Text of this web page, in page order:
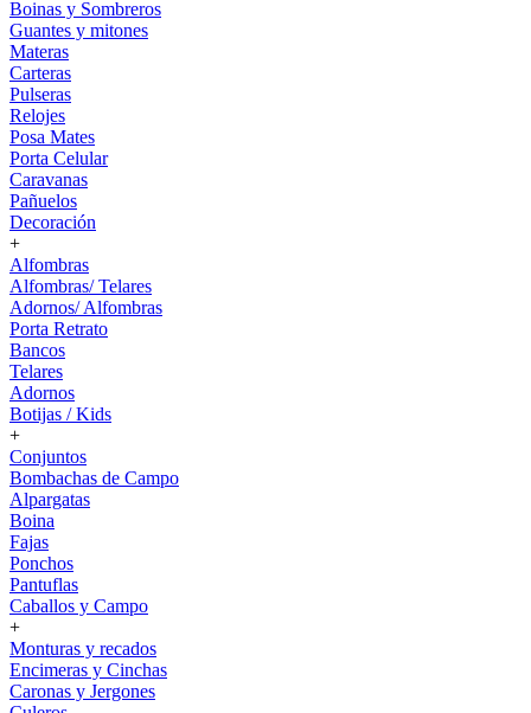
Boinas y Sombreros
Guantes y mitones
Materas
Carteras
Pulseras
Relojes
Posa Mates
Porta Celular
Caravanas
Pañuelos
Decoración
+
Alfombras
Alfombras/ Telares
Adornos/ Alfombras
Porta Retrato
Bancos
Telares
Adornos
Botijas / Kids
+
Conjuntos
Bombachas de Campo
Alpargatas
Boina
Fajas
Ponchos
Pantuflas
Caballos y Campo
+
Monturas y recados
Encimeras y Cinchas
Caronas y Jergones